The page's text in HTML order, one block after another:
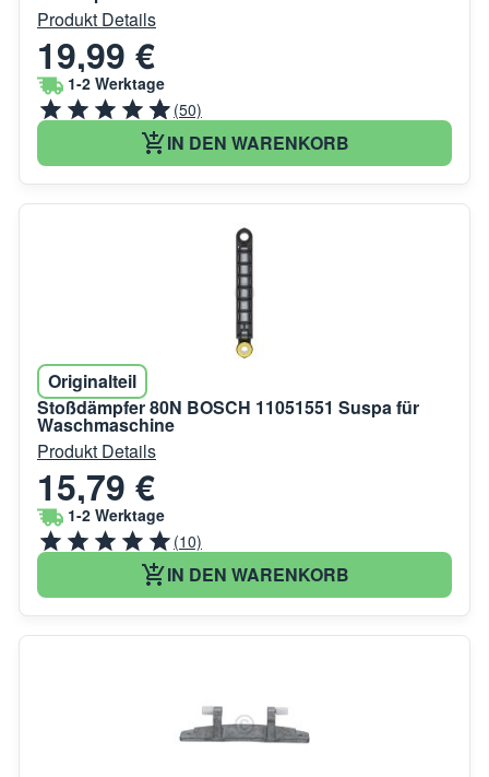
Produkt Details
19,99 €
1-2 Werktage
(50)
IN DEN WARENKORB
Originalteil
Stoßdämpfer 80N BOSCH 11051551 Suspa für
Waschmaschine
Produkt Details
15,79 €
1-2 Werktage
(10)
IN DEN WARENKORB